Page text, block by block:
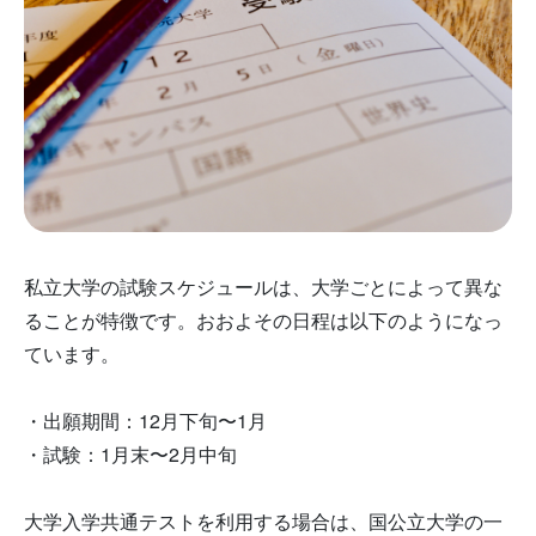
私立大学の試験スケジュールは、大学ごとによって異な
ることが特徴です。おおよその日程は以下のようになっ
ています。
・出願期間：12月下旬〜1月
・試験：1月末〜2月中旬
大学入学共通テストを利用する場合は、国公立大学の一